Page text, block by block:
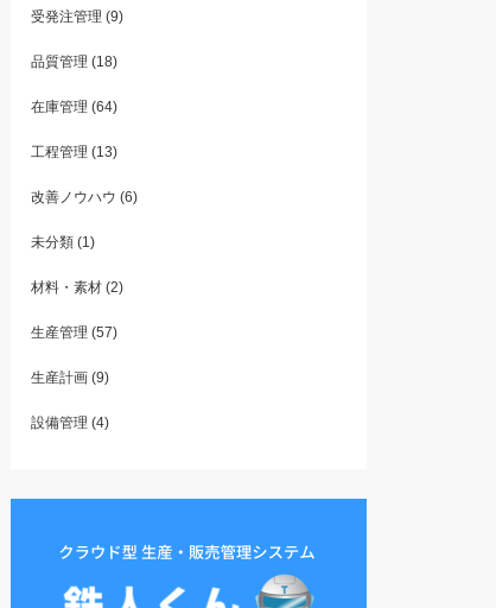
受発注管理 (9)
品質管理 (18)
在庫管理 (64)
工程管理 (13)
改善ノウハウ (6)
未分類(1)
材料・素材(2)
生産管理 (57)
生産計画(9)
設備管理 (4)